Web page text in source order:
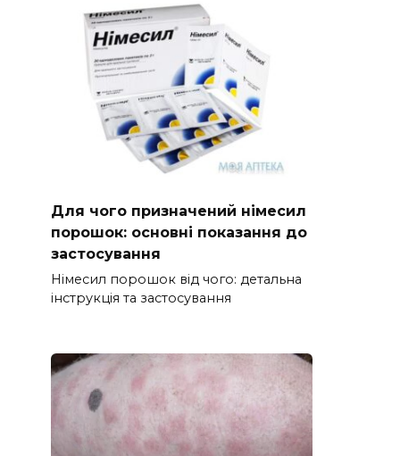
Для чого призначений німесил
порошок: основні показання до
застосування
Німесил порошок від чого: детальна
інструкція та застосування